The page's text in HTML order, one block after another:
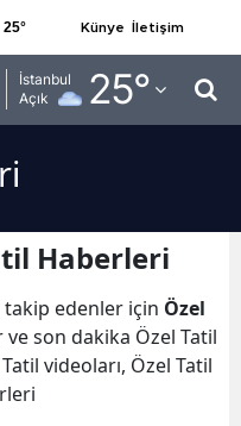
25° Künye İletişim
İstanbul
Açık
25°
Adana
Adıyaman
Amasya
Ankara
Antalya
Haberleri
edenler için Özel
son dakika Özel Tatil
videoları, Özel Tatil